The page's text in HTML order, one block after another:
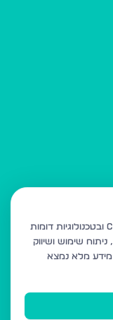
אתר רשות היחיד עושה שימוש בקבצי Cookie ובטכנולוגיות דומות
שימוש ושיווק
מידע מלא נמצא